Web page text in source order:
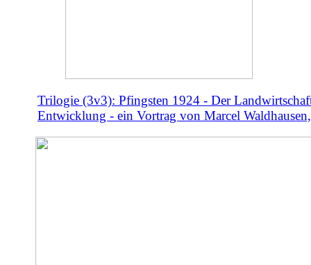
Trilogie (3v3): Pfingsten 1924 - Der
Entwicklung - ein Vortrag von Marcel